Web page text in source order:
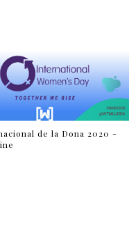
de la Dona 2020 -